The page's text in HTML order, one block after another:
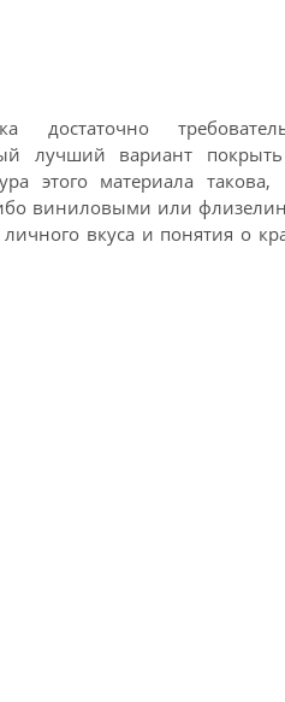
достаточно
лучший вариант
этого материала
виниловыми или
вкуса и понятия о